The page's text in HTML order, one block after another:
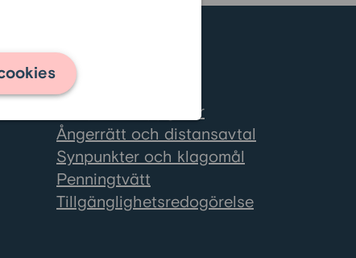
Information
Cookies
Om personuppgifter
Ångerrätt och distansavtal
Synpunkter och klagomål
Penningtvätt
Tillgänglighetsredogörelse